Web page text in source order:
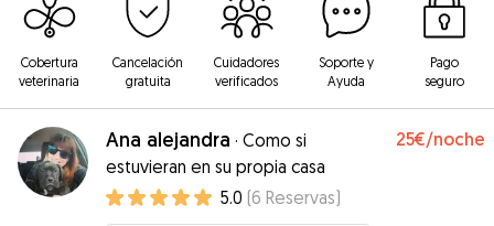
Cobertura
veterinaria
Cancelación
gratuita
Cuidadores
verificados
Soporte y
Ayuda
Pago
seguro
Ana alejandra · Como si
estuvieran en su propia casa
25€/noche
5.0 (6 Reservas)